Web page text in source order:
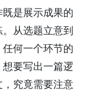
是展示成果的
从选题立意到
何一个环节的
要写出一篇逻
究竟需要注意